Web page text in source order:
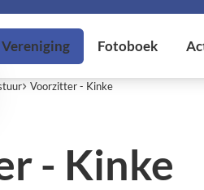
Voorzitter - Kinke
- Kinke